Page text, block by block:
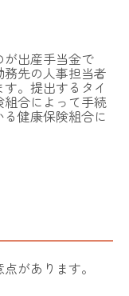
出産手当金で
先の人事担当者
。提出するタイ
組合によって手続
健康保険組合に
があります。